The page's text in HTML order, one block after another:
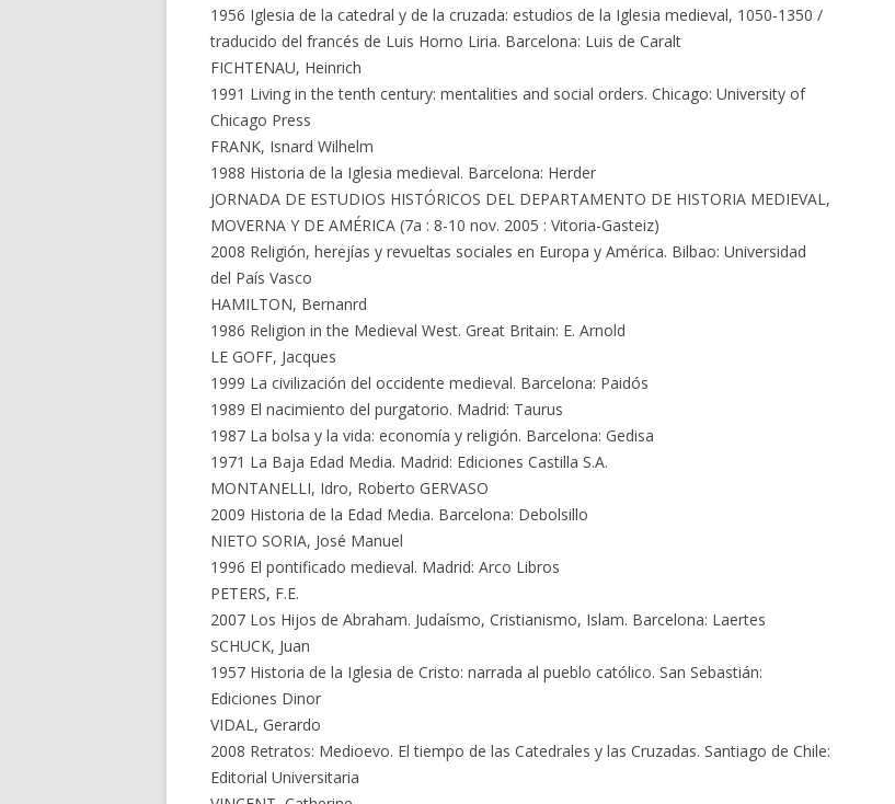
1956 Iglesia de la catedral y de la cruzada: estudios de la Iglesia medieval, 1050-1350 /
traducido del francés de Luis Horno Liria. Barcelona: Luis de Caralt
FICHTENAU, Heinrich
1991 Living in the tenth century: mentalities and social orders. Chicago: University of
Chicago Press
FRANK, Isnard Wilhelm
1988 Historia de la Iglesia medieval. Barcelona: Herder
JORNADA DE ESTUDIOS HISTÓRICOS DEL DEPARTAMENTO DE HISTORIA MEDIEVAL,
MOVERNA Y DE AMÉRICA (7a : 8-10 nov. 2005 : Vitoria-Gasteiz)
2008 Religión, herejías y revueltas sociales en Europa y América. Bilbao: Universidad
del País Vasco
HAMILTON, Bernanrd
1986 Religion in the Medieval West. Great Britain: E. Arnold
LE GOFF, Jacques
1999 La civilización del occidente medieval. Barcelona: Paidós
1989 El nacimiento del purgatorio. Madrid: Taurus
1987 La bolsa y la vida: economía y religión. Barcelona: Gedisa
1971 La Baja Edad Media. Madrid: Ediciones Castilla S.A.
MONTANELLI, Idro, Roberto GERVASO
2009 Historia de la Edad Media. Barcelona: Debolsillo
NIETO SORIA, José Manuel
1996 El pontificado medieval. Madrid: Arco Libros
PETERS, F.E.
2007 Los Hijos de Abraham. Judaísmo, Cristianismo, Islam. Barcelona: Laertes
SCHUCK, Juan
1957 Historia de la Iglesia de Cristo: narrada al pueblo católico. San Sebastián:
Ediciones Dinor
VIDAL, Gerardo
2008 Retratos: Medioevo. El tiempo de las Catedrales y las Cruzadas. Santiago de Chile:
Editorial Universitaria